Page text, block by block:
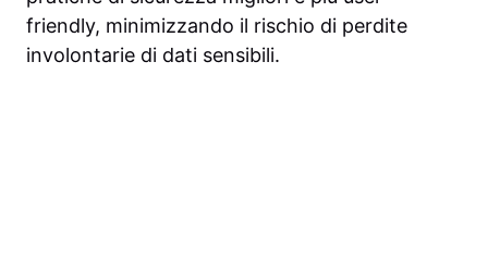
friendly, minimizzando il rischio di perdite
involontarie di dati sensibili.